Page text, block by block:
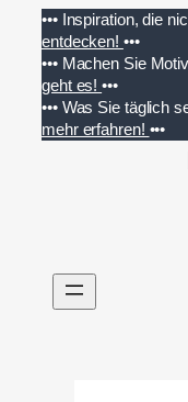
Inhalt
springen
••• Inspiration, die
entdecken! •••
••• Machen Sie
geht es!•••
••• Was Sie täglich
mehr erfahren! •••